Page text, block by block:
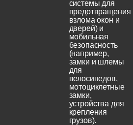
системы для
предотвращения
взлома окон и
дверей) и
мобильная
безопасность
(например,
замки и шлемы
для
велосипедов,
мотоциклетные
замки,
устройства для
крепления
грузов).